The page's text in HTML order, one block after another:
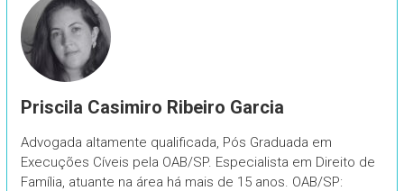
Priscila Casimiro Ribeiro Garcia
Advogada altamente qualificada, Pós Graduada em
Execuções Cíveis pela OAB/SP. Especialista em Direito de
Família, atuante na área há mais de 15 anos. OAB/SP: